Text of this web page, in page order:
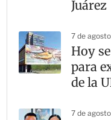
Juárez
7 de
Hoy
para
de la
7 de